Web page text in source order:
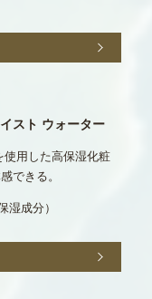
スト ウォーター
使用した高保湿化粧
できる。
湿成分）